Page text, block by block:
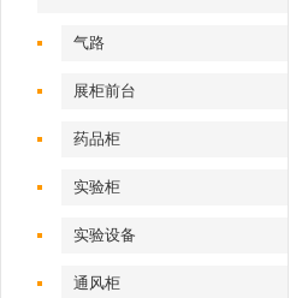
气路
展柜前台
药品柜
实验柜
实验设备
通风柜